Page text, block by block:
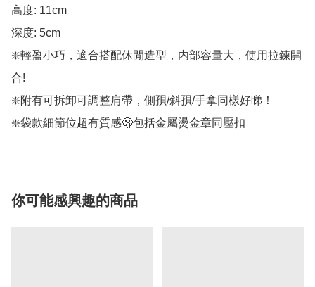
高度: 11cm
深度: 5cm
❇️輕盈小巧，適合搭配休閒造型，内部容量大，使用拉鍊開
合!
❇️附有可拆卸可調整肩帶，側孭/斜孭/手拿同樣好睇！
❇️袋款細節位超有質感🫢包括金屬燙金章同壓扣
你可能感興趣的商品